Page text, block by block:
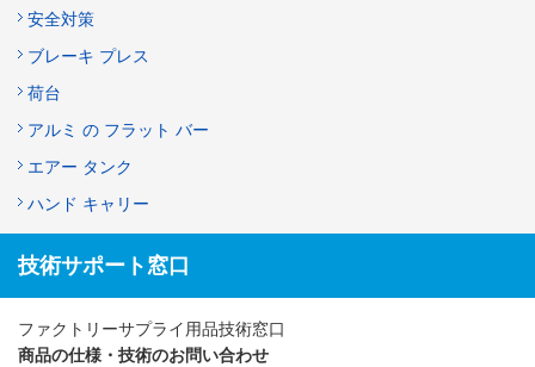
安全対策
ブレーキ プレス
荷台
アルミ の フラット バー
エアー タンク
ハンド キャリー
技術サポート窓口
ファクトリーサプライ用品技術窓口
商品の仕様・技術のお問い合わせ